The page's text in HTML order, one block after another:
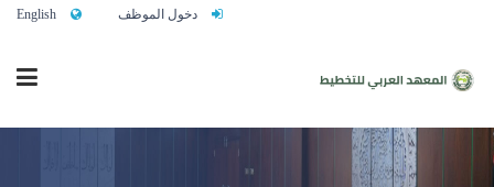
دخول الموظف English
الرئيسية